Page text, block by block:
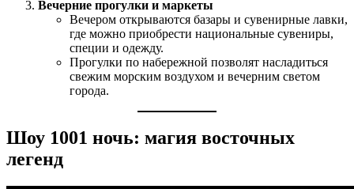
Вечерние прогулки и маркеты
Вечером открываются базары и сувенирные лавки,
где можно приобрести национальные сувениры,
специи и одежду.
Прогулки по набережной позволят насладиться
свежим морским воздухом и вечерним светом
города.
Шоу 1001 ночь: магия восточных
легенд